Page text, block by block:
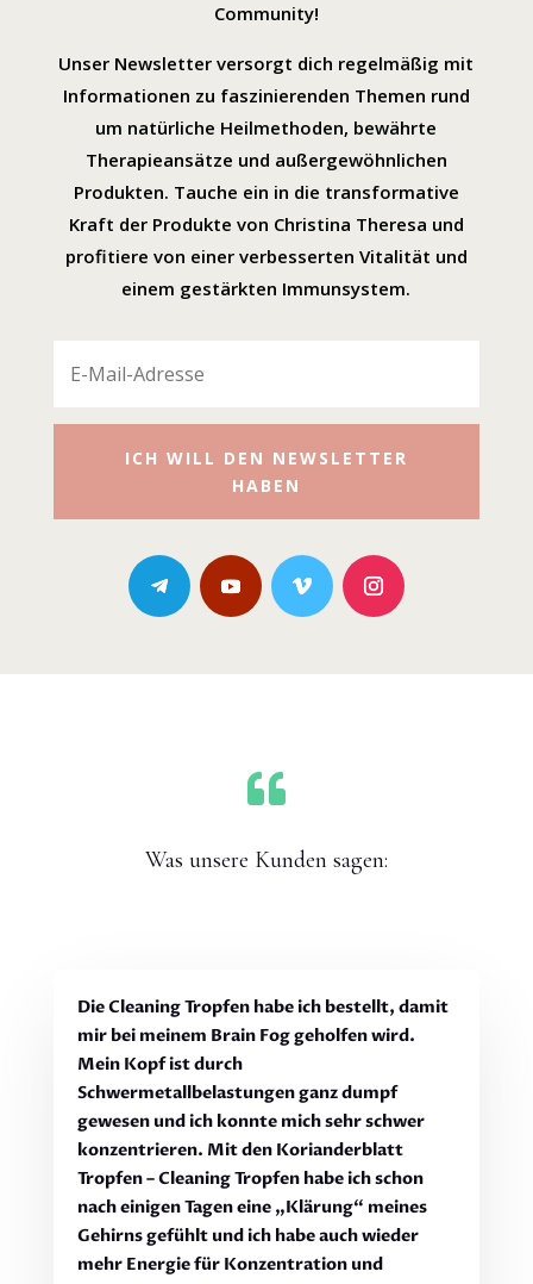
Community!
Unser Newsletter versorgt dich regelmäßig mit
Informationen zu faszinierenden Themen rund
um natürliche Heilmethoden, bewährte
Therapieansätze und außergewöhnlichen
Produkten. Tauche ein in die transformative
Kraft der Produkte von Christina Theresa und
profitiere von einer verbesserten Vitalität und
einem gestärkten Immunsystem.
ICH WILL DEN NEWSLETTER
HABEN

Was unsere Kunden sagen:
Die Cleaning Tropfen habe ich bestellt, damit
mir bei meinem Brain Fog geholfen wird.
Mein Kopf ist durch
Schwermetallbelastungen ganz dumpf
gewesen und ich konnte mich sehr schwer
konzentrieren. Mit den Korianderblatt
Tropfen – Cleaning Tropfen habe ich schon
nach einigen Tagen eine „Klärung“ meines
Gehirns gefühlt und ich habe auch wieder
mehr Energie für Konzentration und